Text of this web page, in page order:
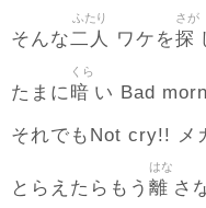
そんな二人
ふたり
ワケを探
さが
たまに暗
くら
い Bad
それでもNot cry!! メ
とらえたらもう 離
はな
さ